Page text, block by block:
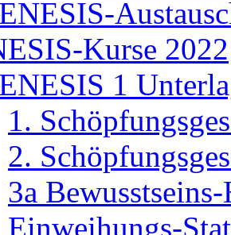
Kurse 2022
1
1.
2.
3a
Einweihungs-